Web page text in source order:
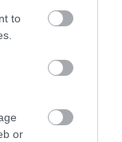
to
or